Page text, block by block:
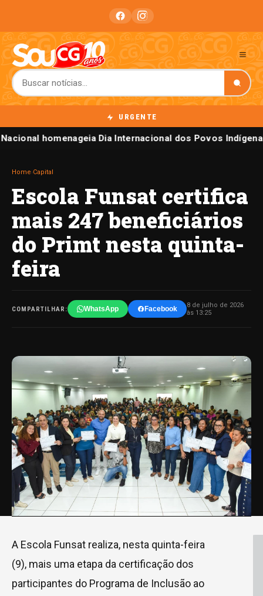
URGENTE
homenageia Dia Internacional dos Povos
Home Capital
Escola Funsat certifica
mais 247 beneficiários
do Primt nesta quinta-
feira
COMPARTILHAR: WhatsApp Facebook
8 de julho de 2026
às 13:25
A Escola Funsat realiza, nesta quinta-feira
(9), mais uma etapa da certificação dos
participantes do Programa de Inclusão ao